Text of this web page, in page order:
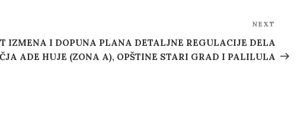
NEXT
IZMENA I DOPUNA PLANA DETALJNE REGULACIJE DELA
ADE HUJE (ZONA A), OPŠTINE STARI GRAD I PALILULA